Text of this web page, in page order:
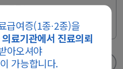
급여증(1종∙2종)을
료기관에서 진료의뢰
아오셔야
가능합니다.
등록은
2단계 실명인증